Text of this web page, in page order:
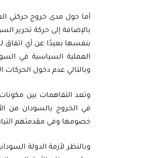
أما حول مدى خروج حركتي
بالإضافة إلى حركة تحرير
بنفسها بعيدًا عن أي اتفاق
العملية السياسية في
وبالتالي عدم دخول
وتعد التفاهمات بين
في الخروج بالسودان من
خصومها وفي مقدمتهم التيار
وبالنظر لأزمة الدولة